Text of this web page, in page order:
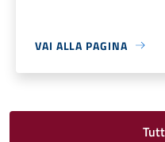
VAI ALLA PAGINA